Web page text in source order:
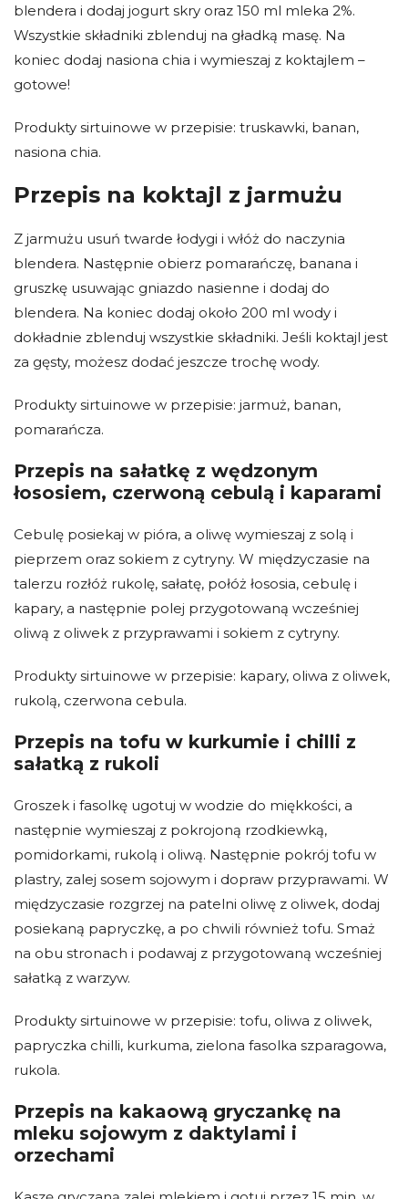
blendera i dodaj jogurt skry oraz 150 ml mleka 2%.
Wszystkie składniki zblenduj na gładką masę. Na
koniec dodaj nasiona chia i wymieszaj z koktajlem –
gotowe!
Produkty sirtuinowe w przepisie: truskawki, banan,
nasiona chia.
Przepis na koktajl z jarmużu
Z jarmużu usuń twarde łodygi i włóż do naczynia
blendera. Następnie obierz pomarańczę, banana i
gruszkę usuwając gniazdo nasienne i dodaj do
blendera. Na koniec dodaj około 200 ml wody i
dokładnie zblenduj wszystkie składniki. Jeśli koktajl jest
za gęsty, możesz dodać jeszcze trochę wody.
Produkty sirtuinowe w przepisie: jarmuż, banan,
pomarańcza.
Przepis na sałatkę z wędzonym
łososiem, czerwoną cebulą i kaparami
Cebulę posiekaj w pióra, a oliwę wymieszaj z solą i
pieprzem oraz sokiem z cytryny. W międzyczasie na
talerzu rozłóż rukolę, sałatę, połóż łososia, cebulę i
kapary, a następnie polej przygotowaną wcześniej
oliwą z oliwek z przyprawami i sokiem z cytryny.
Produkty sirtuinowe w przepisie: kapary, oliwa z oliwek,
rukolą, czerwona cebula.
Przepis na tofu w kurkumie i chilli z
sałatką z rukoli
Groszek i fasolkę ugotuj w wodzie do miękkości, a
następnie wymieszaj z pokrojoną rzodkiewką,
pomidorkami, rukolą i oliwą. Następnie pokrój tofu w
plastry, zalej sosem sojowym i dopraw przyprawami. W
międzyczasie rozgrzej na patelni oliwę z oliwek, dodaj
posiekaną papryczkę, a po chwili również tofu. Smaż
na obu stronach i podawaj z przygotowaną wcześniej
sałatką z warzyw.
Produkty sirtuinowe w przepisie: tofu, oliwa z oliwek,
papryczka chilli, kurkuma, zielona fasolka szparagowa,
rukola.
Przepis na kakaową gryczankę na
mleku sojowym z daktylami i
orzechami